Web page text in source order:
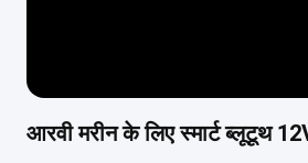
आरवी मरीन के लिए स्मार्ट ब्लूटूथ